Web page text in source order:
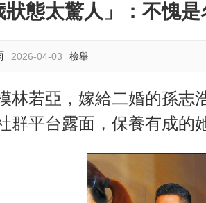
狀態太驚人」：不愧
2026-04-03 檢舉
林若亞，嫁給二婚的孫志
群平台露面，保養有成的